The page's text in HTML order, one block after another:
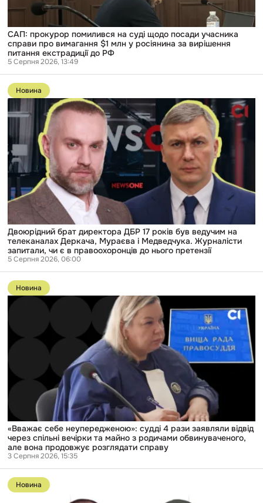
млн
росіянина
за
вирішення
питання
екстрадиції
до
РФ
САП: прокурор помилився на суді щодо посади учасника
справи про вимагання $1 млн у росіянина за вирішення
питання екстрадиції до РФ
5 Серпня 2026, 13:49
Перейти
до
публікації
Двоюрідний
брат
директора
ДБР
років
був
ведучим
телеканалах
Деркача,
Мураєва
Медведчука.
Журналісти
запитали,
чи
в
правоохоронців
до
нього
претензії
Новина
Двоюрідний брат директора ДБР 17 років був ведучим на
телеканалах Деркача, Мураєва і Медведчука. Журналісти
запитали, чи є в правоохоронців до нього претензії
5 Серпня 2026, 06:00
Перейти
до
публікації
«Вважає
себе
неупередженою»:
судді
рази
відвід
через
спільні
вечірки
та
майно
родичами
обвинуваченого,
але
продовжує
розглядати
справу
Новина
«Вважає себе неупередженою»: судді 4 рази заявляли відвід
через спільні вечірки та майно з родичами обвинуваченого,
але вона продовжує розглядати справу
3 Серпня 2026, 15:35
Перейти
до
публікації
Новина